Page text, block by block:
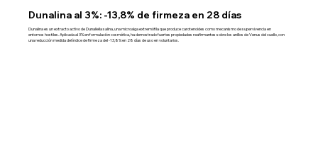
Dunalina al 3%: -13,8% de firmeza en 28 días
Dunalina es un extracto activo de Dunaliella salina, una microalga extremófila que produce carotenoides como mecanismo de supervivencia en
entornos hostiles. Aplicada al 3% en formulación cosmética, ha demostrado fuertes propiedades reafirmantes sobre los anillos de Venus del cuello, con
una reducción medida del índice de firmeza del -13,8% en 28 días de uso en voluntarios.